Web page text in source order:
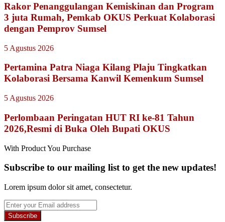
Rakor Penanggulangan Kemiskinan dan Program
3 juta Rumah, Pemkab OKUS Perkuat Kolaborasi
dengan Pemprov Sumsel
5 Agustus 2026
Pertamina Patra Niaga Kilang Plaju Tingkatkan
Kolaborasi Bersama Kanwil Kemenkum Sumsel
5 Agustus 2026
Perlombaan Peringatan HUT RI ke-81 Tahun
2026,Resmi di Buka Oleh Bupati OKUS
With Product You Purchase
Subscribe to our mailing list to get the new updates!
Lorem ipsum dolor sit amet, consectetur.
Enter
your